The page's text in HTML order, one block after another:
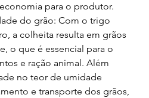
para o produtor.
do grão: Com o trigo
a colheita resulta em grãos
o que é essencial para o
e ração animal. Além
no teor de umidade
e transporte dos grãos,